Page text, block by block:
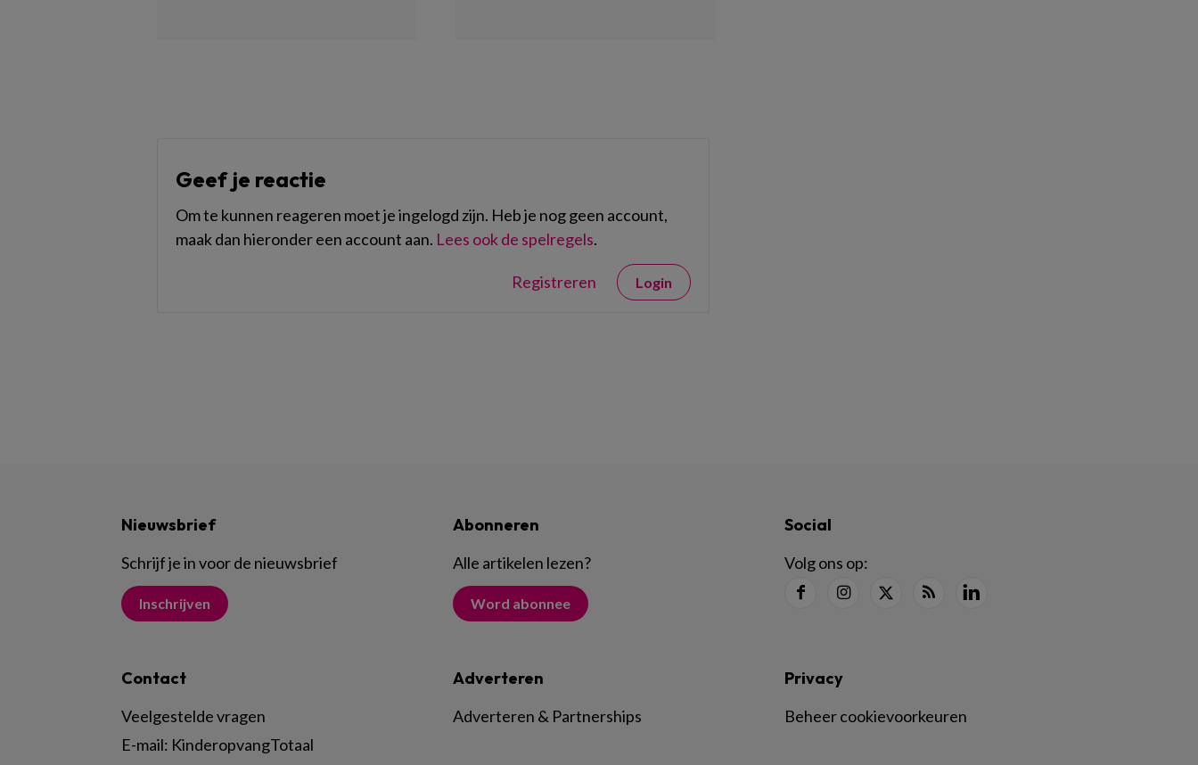
Geef je reactie
Om te kunnen reageren moet je ingelogd zijn. Heb je nog geen account,
maak dan hieronder een account aan. Lees ook de spelregels.
Registreren Login
Nieuwsbrief
Schrijf je in voor de nieuwsbrief
Inschrijven
Abonneren
Alle artikelen lezen?
Word abonnee
Social
Volg ons op:
Contact
Veelgestelde vragen
E-mail: KinderopvangTotaal
Adverteren
Adverteren & Partnerships
Privacy
Beheer cookievoorkeuren